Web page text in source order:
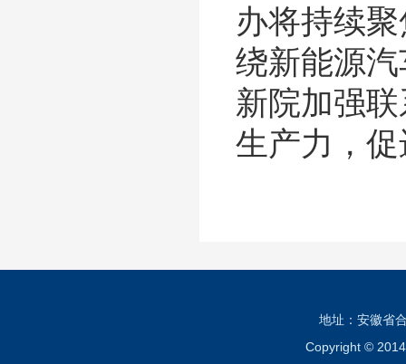
办将持续
绕新能源
新院加强
生产力，
地址：安徽省
Copyright ©